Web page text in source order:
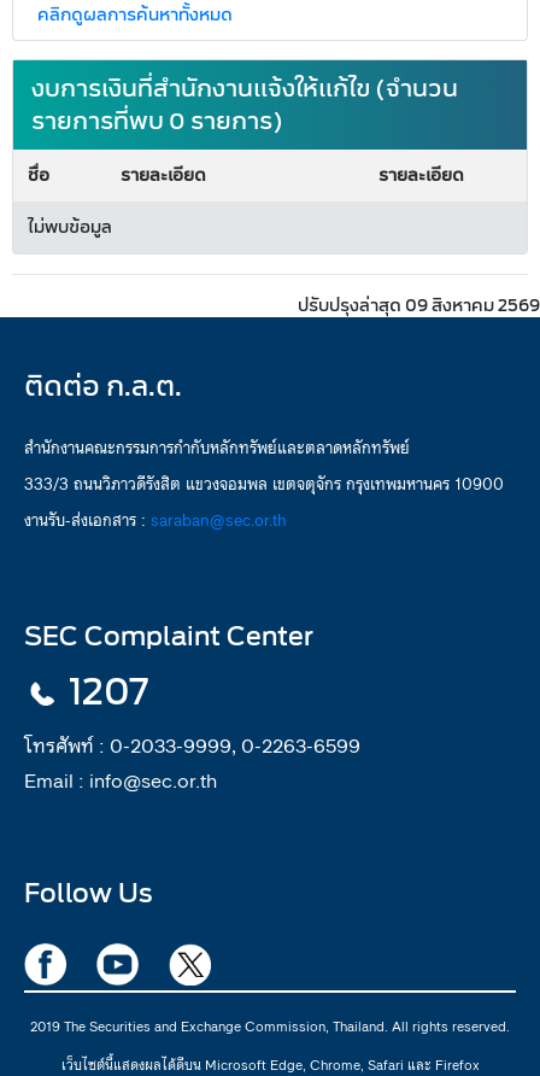
คลิกดูผลการค้นหาทั้งหมด
งบการเงินที่สำนักงานแจ้งให้แก้ไข (จำนวน
รายการที่พบ 0 รายการ)
ชื่อ รายละเอียด
รายละเอียด
ไม่พบข้อมูล
ปรับปรุงล่าสุด 09 สิงหาคม 2569
ติดต่อ ก.ล.ต.
สำนักงานคณะกรรมการกำกับหลักทรัพย์และตลาดหลักทรัพย์
333/3 ถนนวิภาวดีรังสิต แขวงจอมพล เขตจตุจักร กรุงเทพมหานคร 10900
งานรับ-ส่งเอกสาร : saraban@sec.or.th
SEC Complaint Center
1207
โทรศัพท์ : 0-2033-9999, 0-2263-6599
Email : info@sec.or.th
Follow Us
2019 The Securities and Exchange Commission, Thailand. All rights reserved.
เว็บไซต์นี้แสดงผลได้ดีบน Microsoft Edge, Chrome, Safari และ Firefox